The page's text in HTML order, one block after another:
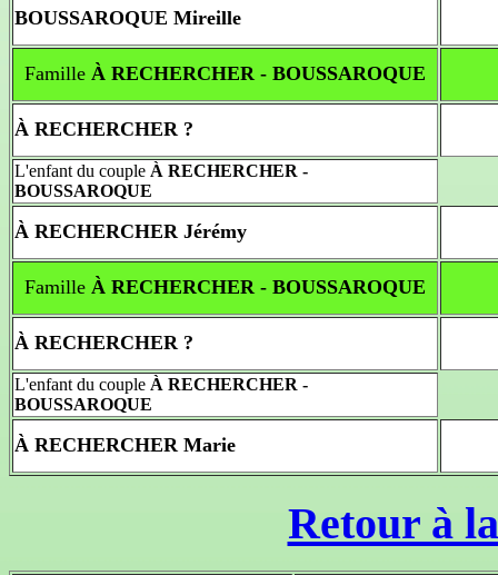
BOUSSAROQUE Mireille
Famille À RECHERCHER - BOUSSAROQUE
À RECHERCHER ?
L'enfant du couple À RECHERCHER -
BOUSSAROQUE
À RECHERCHER Jérémy
Famille À RECHERCHER - BOUSSAROQUE
À RECHERCHER ?
L'enfant du couple À RECHERCHER -
BOUSSAROQUE
À RECHERCHER Marie
Retour à